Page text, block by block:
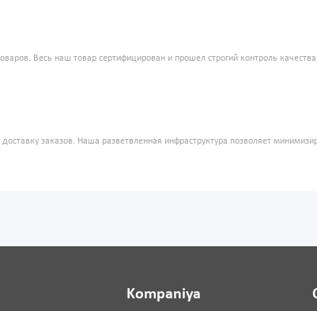
Весь наш товар сертифицирован и прошел строгий контроль
заказов. Наша разветвленная инфраструктура позволяет
Kompaniya